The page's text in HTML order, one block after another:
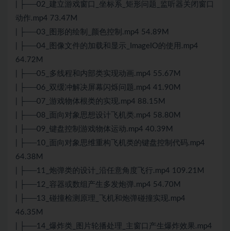
| ├──02_建立游戏窗口_坐标系_矩形问题_监听器关闭窗口
动作.mp4 73.47M
| ├──03_图形的绘制_颜色控制.mp4 54.89M
| ├──04_图像文件的加载和显示_ImageIO的使用.mp4
64.72M
| ├──05_多线程和内部类实现动画.mp4 55.67M
| ├──06_双缓冲解决屏幕闪烁问题.mp4 41.90M
| ├──07_游戏物体根类的实现.mp4 88.15M
| ├──08_面向对象思想设计飞机类.mp4 58.80M
| ├──09_键盘控制游戏物体运动.mp4 40.39M
| ├──10_面向对象思维重构飞机类的键盘控制代码.mp4
64.38M
| ├──11_炮弹类的设计_沿任意角度飞行.mp4 109.21M
| ├──12_容器或数组产生多发炮弹.mp4 54.70M
| ├──13_碰撞检测原理_飞机和炮弹碰撞实现.mp4
46.35M
| ├──14_爆炸类_图片轮播处理_主窗口产生爆炸效果.mp4